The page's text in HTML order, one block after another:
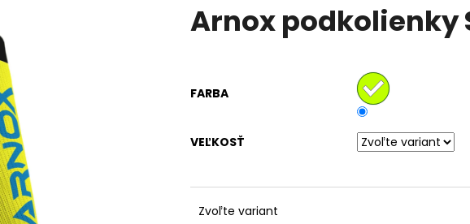
produktu
je
hviezdičiek.
Arnox podkolienky
FARBA
VEĽKOSŤ
Zvoľte variant
HĽADAŤ